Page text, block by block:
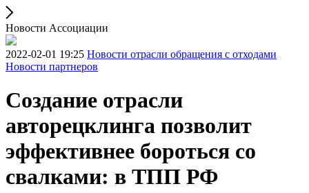
Новости Ассоциации
2022-02-01 19:25 Новости отрасли обращения с отходами
Новости партнеров
Создание отрасли
авторецклинга позволит
эффективнее бороться со
свалками: в ТПП РФ